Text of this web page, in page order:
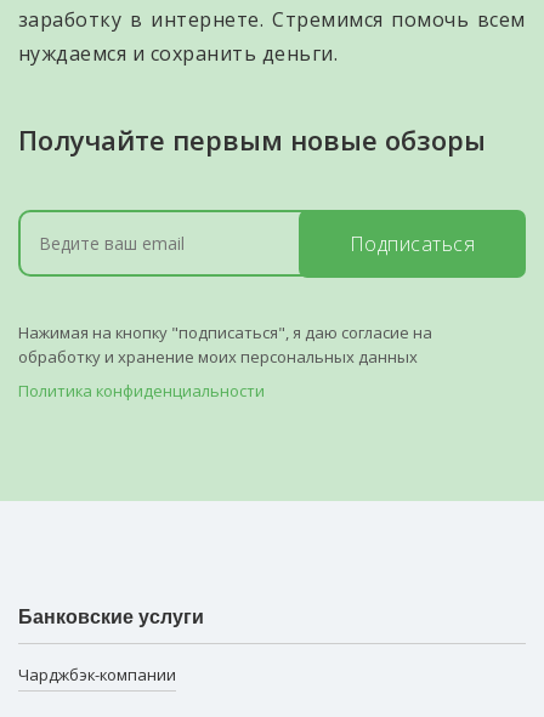
заработку в интернете. Стремимся помочь всем
нуждаемся и сохранить деньги.
Получайте первым новые обзоры
Подписаться
Нажимая на кнопку "подписаться", я даю согласие на
обработку и хранение моих персональных данных
Политика конфиденциальности
Банковские услуги
Чарджбэк-компании